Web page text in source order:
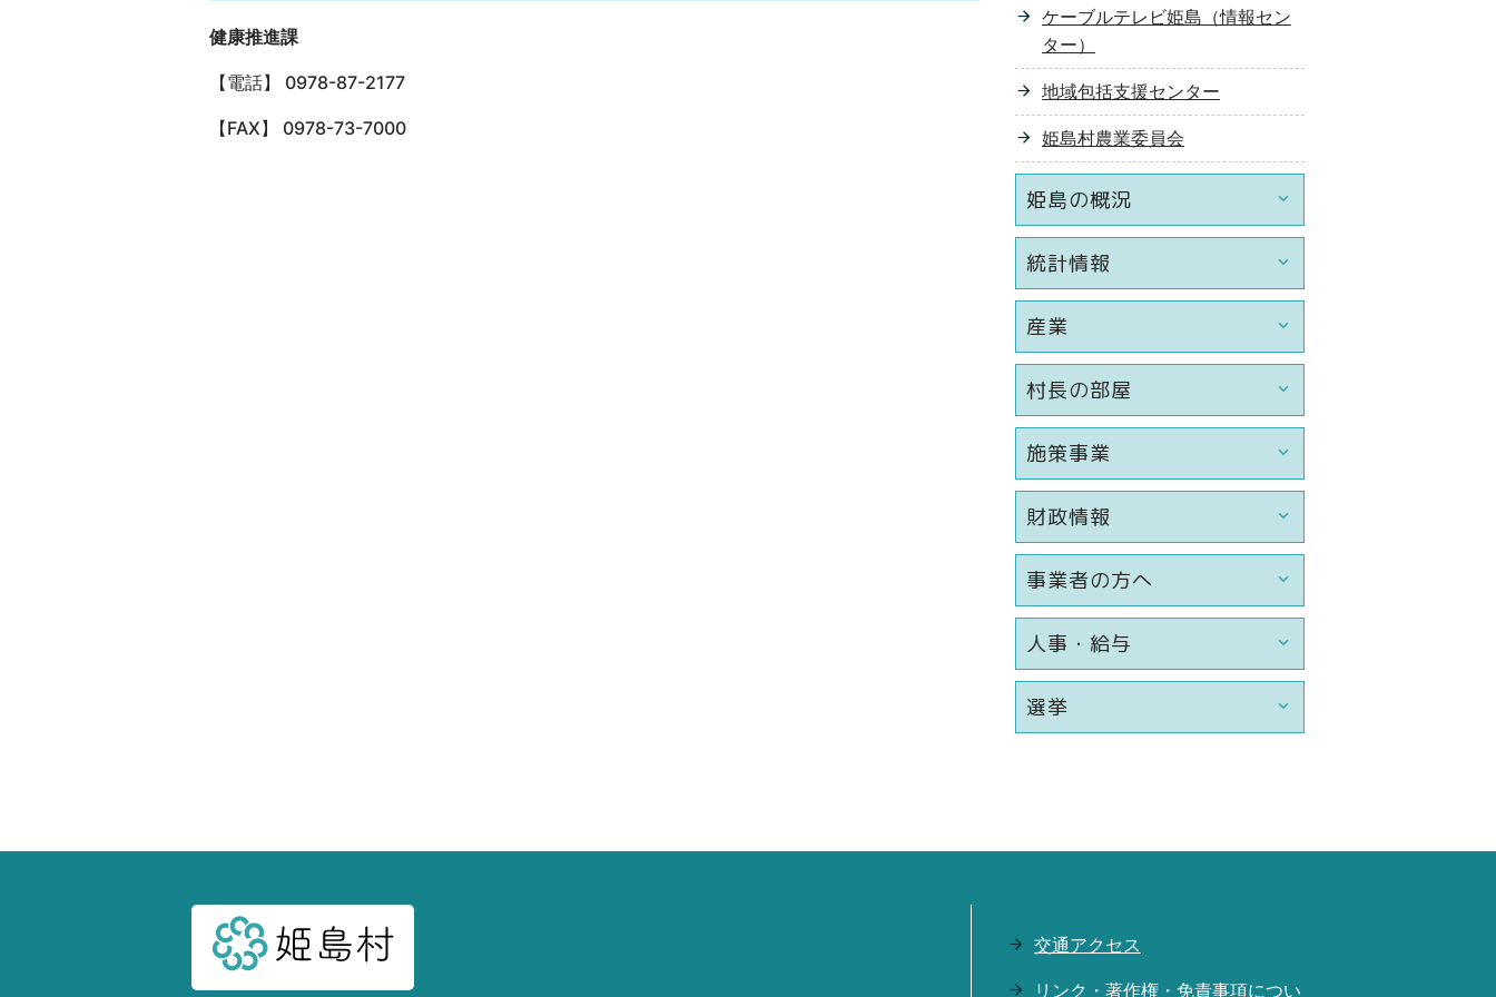
健康推進課
【電話】 0978-87-2177
【FAX】 0978-73-7000
ケーブルテレビ姫島（情報セン
ター）
地域包括支援センター
姫島村農業委員会
姫島の概況
統計情報
産業
村長の部屋
施策事業
財政情報
事業者の方へ
人事・給与
選挙
交通アクセス
リンク・著作権・免責事項につい